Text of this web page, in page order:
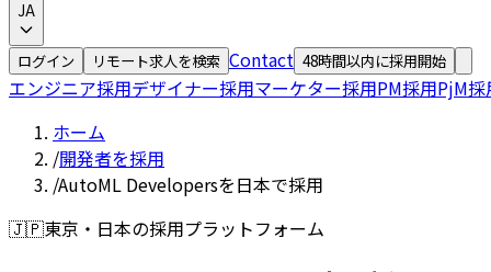
JA
ログイン リモート求人を検索 Contact 48時間以内に採用開始
エンジニア採用デザイナー採用マーケター採用PM採用PjM採
ホーム
/開発者を採用
/AutoML Developersを日本で採用
🇯🇵東京・日本の採用プラットフォーム